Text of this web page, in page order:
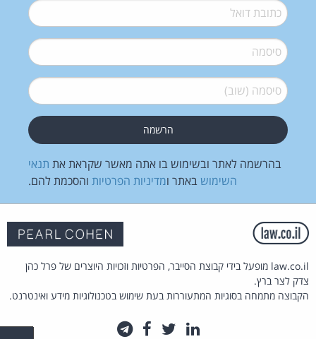
דואל*
סיסמה*
סיסמה (שוב)*
בהרשמה לאתר ובשימוש בו אתה מאשר שקראת את תנאי
השימוש באתר ומדיניות הפרטיות והסכמת להם.
law.co.il מופעל בידי קבוצת הסייבר, הפרטיות וזכויות היוצרים של פרל כהן
צדק לצר ברץ.
הקבוצה מתמחה בסוגיות המתעוררות בעת שימוש בטכנולוגיות מידע ואינטרנט.
לינקדאין
טוויטרפייסבוק